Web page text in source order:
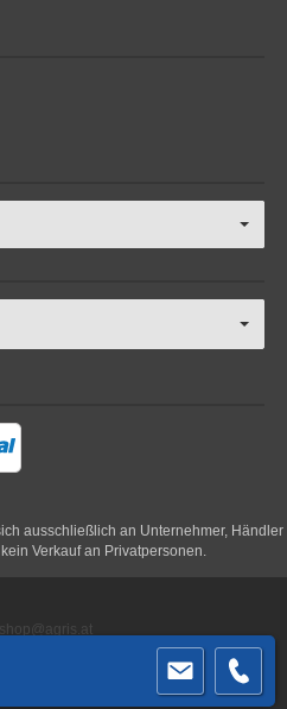
ausschließlich an Unternehmer, Händler
Verkauf an Privatpersonen.